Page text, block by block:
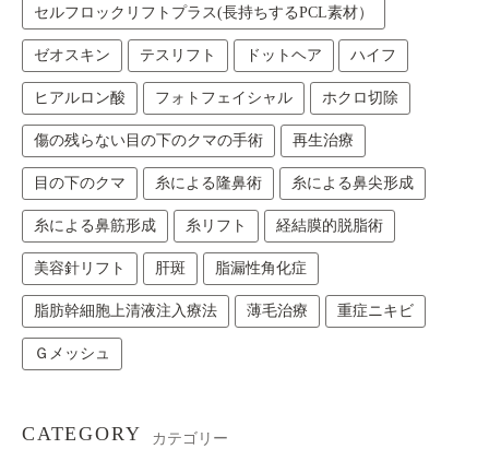
セルフロックリフトプラス(長持ちするPCL素材）
ゼオスキン テスリフト ドットヘア ハイフ
ヒアルロン酸 フォトフェイシャル ホクロ切除
傷の残らない目の下のクマの手術 再生治療
目の下のクマ 糸による隆鼻術 糸による鼻尖形成
糸による鼻筋形成 糸リフト 経結膜的脱脂術
美容針リフト 肝斑 脂漏性角化症
脂肪幹細胞上清液注入療法 薄毛治療 重症ニキビ
Ｇメッシュ
CATEGORY カテゴリー